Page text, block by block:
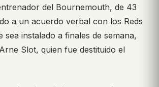
del Bournemouth, de 43
a un acuerdo verbal con los Reds
sea instalado a finales de semana,
Slot, quien fue destituido el